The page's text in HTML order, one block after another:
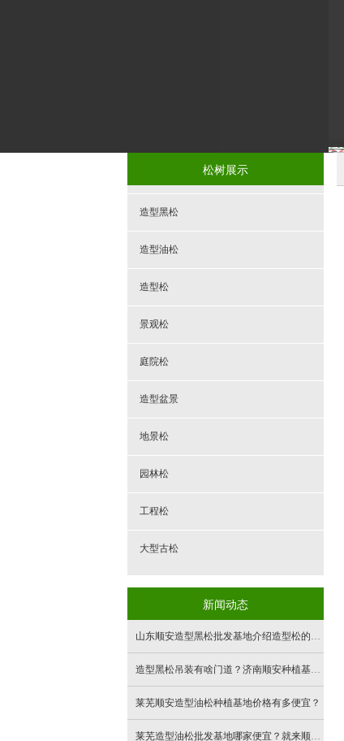
松树展示
造型黑松
造型油松
造型松
景观松
庭院松
造型盆景
地景松
园林松
工程松
大型古松
新闻动态
山东顺安造型黑松批发基地介绍造型松的夏季注意事项？
造型黑松吊装有啥门道？济南顺安种植基地给你讲清楚
莱芜顺安造型油松种植基地价格有多便宜？
莱芜造型油松批发基地哪家便宜？就来顺安园林